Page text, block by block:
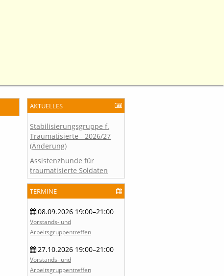
AKTUELLES
Stabilisierungsgruppe f.
Traumatisierte - 2026/27
(Änderung)
Assistenzhunde für
traumatisierte Soldaten
TERMINE
08.09.2026 19:00–21:00
Vorstands- und
Arbeitsgruppentreffen
27.10.2026 19:00–21:00
Vorstands- und
Arbeitsgruppentreffen